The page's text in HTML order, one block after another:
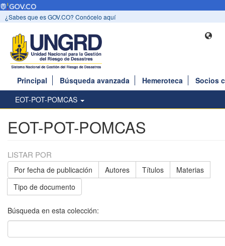
¿Sabes que es GOV.CO? Conócelo aquí
Principal Búsqueda avanzada Hemeroteca
Socios
EOT-POT-POMCAS
EOT-POT-POMCAS
LISTAR POR
Por fecha de publicación Autores Títulos
Materias
Tipo de documento
Búsqueda en esta colección: